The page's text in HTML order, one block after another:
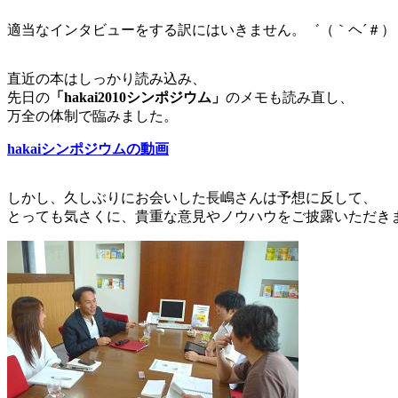
適当なインタビューをする訳にはいきません。゛（｀ヘ´＃）
直近の本はしっかり読み込み、
先日の 「hakai2010シンポジウム」 のメモも読み直し、
万全の体制で臨みました。
hakaiシンポジウムの動画
しかし、久しぶりにお会いした長嶋さんは予想に反して、
とっても気さくに、貴重な意見やノウハウをご披露いただき